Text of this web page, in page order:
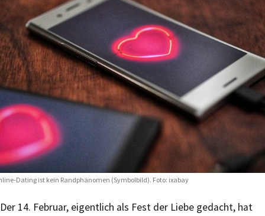
Dating ist kein Randphänomen (Symbolbild). Foto: ixabay
Der 14. Februar, eigentlich als Fest der Liebe gedacht, hat